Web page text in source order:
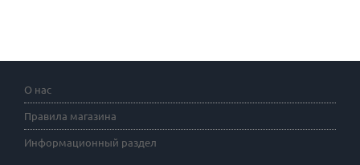
О нас
Правила магазина
Информационный раздел